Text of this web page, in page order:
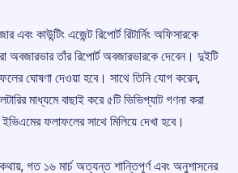
এবং কাউন্টিং এজেন্ট রিপোর্ট রিটার্নিং অফিসারকে
তাঁর রিপোর্ট অবজারভারকে দেবেন। দুইটি
ঘোষণা দেওয়া হবে। সাথে তিনি যোগ করেন,
মাধ্যমে বাছাই করে ৫টি ভিভিপ্যাট গণনা করা
ফলাফলের সাথে মিলিয়ে দেখা হবে।
কথায়, গত ১৬ মার্চ অত্যন্ত শান্তিপূর্ণ এবং অনুশাসনের